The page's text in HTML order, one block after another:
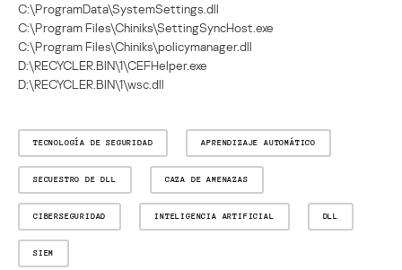
C:\ProgramData\SystemSettings.dll
C:\Program Files\Chiniks\SettingSyncHost.exe
C:\Program Files\Chiniks\policymanager.dll
D:\RECYCLER.BIN\1\CEFHelper.exe
D:\RECYCLER.BIN\1\wsc.dll
TECNOLOGÍA DE SEGURIDAD APRENDIZAJE AUTOMÁTICO
SECUESTRO DE DLL CAZA DE AMENAZAS
CIBERSEGURIDAD INTELIGENCIA ARTIFICIAL DLL
SIEM